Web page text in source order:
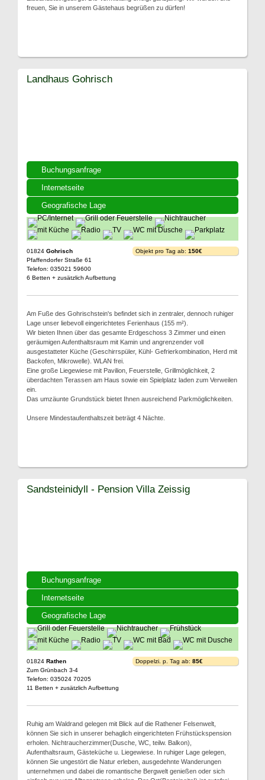
freuen, Sie in unserem Gästehaus begrüßen zu dürfen!
Buchungsanfrage
Internetseite
Geografische Lage
Landhaus Gohrisch
01824 Gohrisch
Pfaffendorfer Straße 61
Telefon: 035021 59600
6 Betten + zusätzlich Aufbettung
Objekt pro Tag ab: 150€
Am Fuße des Gohrischstein's befindet sich in zentraler, dennoch ruhiger
Lage unser liebevoll eingerichtetes Ferienhaus (155 m²).
Wir bieten Ihnen über das gesamte Erdgeschoss 3 Zimmer und einen
geräumigen Aufenthaltsraum mit Kamin und angrenzender voll
ausgestatteter Küche (Geschirrspüler, Kühl- Gefrierkombination, Herd mit
Backofen, Mikrowelle). WLAN frei.
Eine große Liegewiese mit Pavilion, Feuerstelle, Grillmöglichkeit, 2
überdachten Terassen am Haus sowie ein Spielplatz laden zum Verweilen
ein.
Das umzäunte Grundstück bietet Ihnen ausreichend Parkmöglichkeiten.
Unsere Mindestaufenthaltszeit beträgt 4 Nächte.
Buchungsanfrage
Internetseite
Geografische Lage
Sandsteinidyll - Pension Villa Zeissig
01824 Rathen
Zum Grünbach 3-4
Telefon: 035024 70205
11 Betten + zusätzlich Aufbettung
Doppelzi. p. Tag ab: 85€
Ruhig am Waldrand gelegen mit Blick auf die Rathener Felsenwelt,
können Sie sich in unserer behaglich eingerichteten Frühstückspension
erholen. Nichtraucherzimmer(Dusche, WC, teilw. Balkon),
Aufenthaltsraum, Gästeküche u. Liegewiese. In ruhiger Lage gelegen,
können Sie ungestört die Natur erleben, ausgedehnte Wanderungen
unternehmen und dabei die romantische Bergwelt genießen oder sich